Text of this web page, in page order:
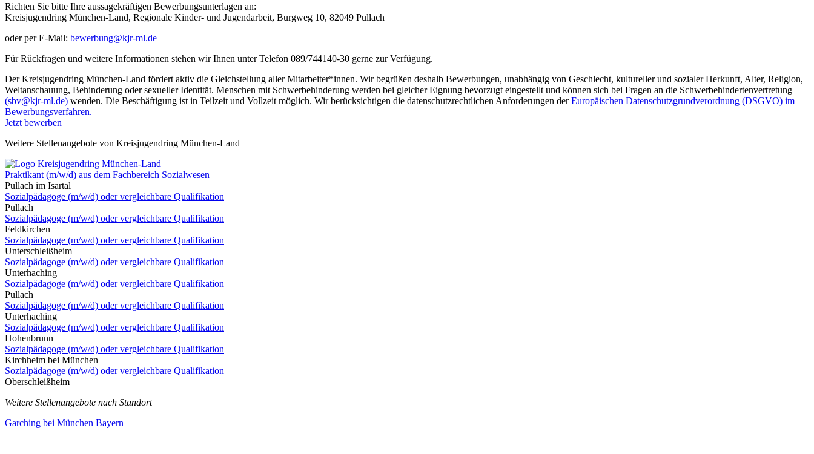
Richten Sie bitte Ihre aussagekräftigen Bewerbungsunterlagen an:
Kreisjugendring München-Land, Regionale Kinder- und Jugendarbeit, Burgweg 10, 82049 Pullach
oder per E-Mail: bewerbung@kjr-ml.de
Für Rückfragen und weitere Informationen stehen wir Ihnen unter Telefon 089/744140-30 gerne zur Verfügung.
Der Kreisjugendring München-Land fördert aktiv die Gleichstellung aller Mitarbeiter*innen. Wir begrüßen deshalb Bewerbungen, unabhängig von Geschlecht, kultureller und sozialer Herkunft, Alter, Religion,
Weltanschauung, Behinderung oder sexueller Identität. Menschen mit Schwerbehinderung werden bei gleicher Eignung bevorzugt eingestellt und können sich bei Fragen an die Schwerbehindertenvertretung
(sbv@kjr-ml.de) wenden. Die Beschäftigung ist in Teilzeit und Vollzeit möglich. Wir berücksichtigen die datenschutzrechtlichen Anforderungen derEuropäischen Datenschutzgrundverordnung (DSGVO) im
Bewerbungsverfahren.
Jetzt bewerben
Weitere Stellenangebote von Kreisjugendring München-Land
Praktikant (m/w/d) aus dem Fachbereich Sozialwesen
Pullach im Isartal
Sozialpädagoge (m/w/d) oder vergleichbare Qualifikation
Pullach
Sozialpädagoge (m/w/d) oder vergleichbare Qualifikation
Feldkirchen
Sozialpädagoge (m/w/d) oder vergleichbare Qualifikation
Unterschleißheim
Sozialpädagoge (m/w/d) oder vergleichbare Qualifikation
Unterhaching
Sozialpädagoge (m/w/d) oder vergleichbare Qualifikation
Pullach
Sozialpädagoge (m/w/d) oder vergleichbare Qualifikation
Unterhaching
Sozialpädagoge (m/w/d) oder vergleichbare Qualifikation
Hohenbrunn
Sozialpädagoge (m/w/d) oder vergleichbare Qualifikation
Kirchheim bei München
Sozialpädagoge (m/w/d) oder vergleichbare Qualifikation
Oberschleißheim
Weitere Stellenangebote nach Standort
Garching bei München Bayern